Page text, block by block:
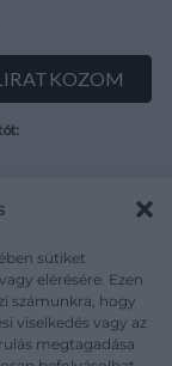
sütiket
elérésére. Ezen
számunkra, hogy
viselkedés vagy az
megtagadása